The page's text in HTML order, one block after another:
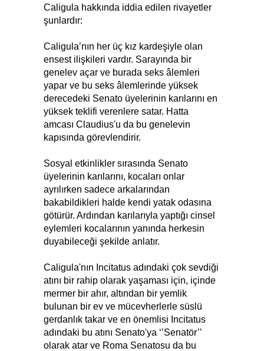
Caligula hakkında iddia edilen rivayetler
şunlardır:
Caligula’nın her üç kız kardeşiyle olan
ensest ilişkileri vardır. Sarayında bir
genelev açar ve burada seks âlemleri
yapar ve bu seks âlemlerinde yüksek
derecedeki Senato üyelerinin karılarını en
yüksek teklifi verenlere satar. Hatta
amcası Claudius'u da bu genelevin
kapısında görevlendirir.
Sosyal etkinlikler sırasında Senato
üyelerinin karılarını, kocaları onlar
ayrılırken sadece arkalarından
bakabildikleri halde kendi yatak odasına
götürür. Ardından karılarıyla yaptığı cinsel
eylemleri kocalarının yanında herkesin
duyabileceği şekilde anlatır.
Caligula'nın Incitatus adındaki çok sevdiği
atını bir rahip olarak yaşaması için, içinde
mermer bir ahır, altından bir yemlik
bulunan bir ev ve mücevherlerle süslü
gerdanlık takar ve en önemlisi Incitatus
adındaki bu atını Senato'ya ‘’Senatör’’
olarak atar ve Roma Senatosu da bu